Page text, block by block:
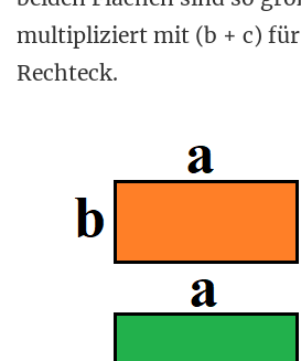
multipliziert mit (b + c) für
Rechteck.